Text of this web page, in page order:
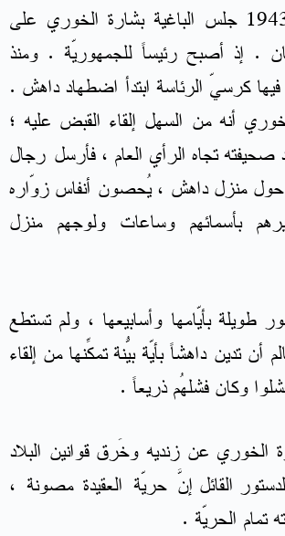
وفي خلال عام 1943 جلس الباغية بشارة الخوري على
. إذ أصبح رئيساً للجمهوريّة . ومنذ
فيها كرسيّ الرئاسة ابتدأ اضطهاد داهش .
أنه من السهل إلقاء القبض عليه ؛
تجاه الرأي العام ، فأَرسل رجال
حول منزل داهش ، يُحصون أنفاس زوّاره
بأسمائهم وساعات ولوجهم منزل
بأيّامها وأسابيعها ، ولم تستطع
أن تدين داهشاً بأيّة بيّنة تُمكّنها من إِلقاء
وكان فشلهُم ذريعاً .
الخوري عن زنديه وخَرق قوانين البلاد
القائل إِنَّ حريّة العقيدة مصونة ،
تمام الحريّة .